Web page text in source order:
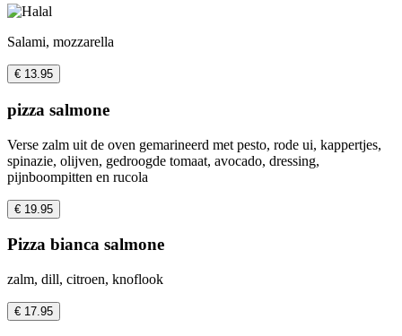
Salami, mozzarella
€ 13.95
pizza salmone
Verse zalm uit de oven gemarineerd met pesto, rode ui, kappertjes,
spinazie, olijven, gedroogde tomaat, avocado, dressing,
pijnboompitten en rucola
€ 19.95
Pizza bianca salmone
zalm, dill, citroen, knoflook
€ 17.95